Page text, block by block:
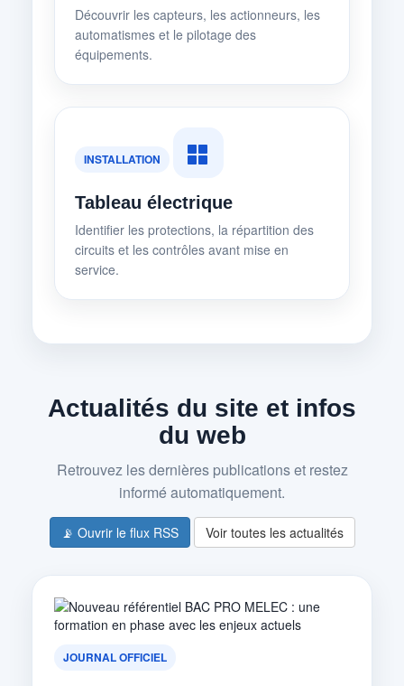
Découvrir les capteurs, les actionneurs, les
automatismes et le pilotage des
équipements.
INSTALLATION
Tableau électrique
Identifier les protections, la répartition des
circuits et les contrôles avant mise en
service.
Actualités du site et infos
du web
Retrouvez les dernières publications et restez
informé automatiquement.
📡 Ouvrir le flux RSS Voir toutes les actualités
JOURNAL OFFICIEL